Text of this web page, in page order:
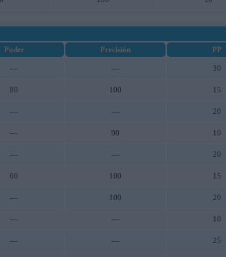
Poder Precisión PP
--- --- 30
80 100 15
--- --- 20
--- 90 10
--- --- 20
60 100 15
--- 100 20
--- --- 10
--- --- 25